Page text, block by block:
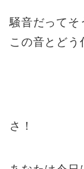
騒音だってそ
この音とどう
さ！